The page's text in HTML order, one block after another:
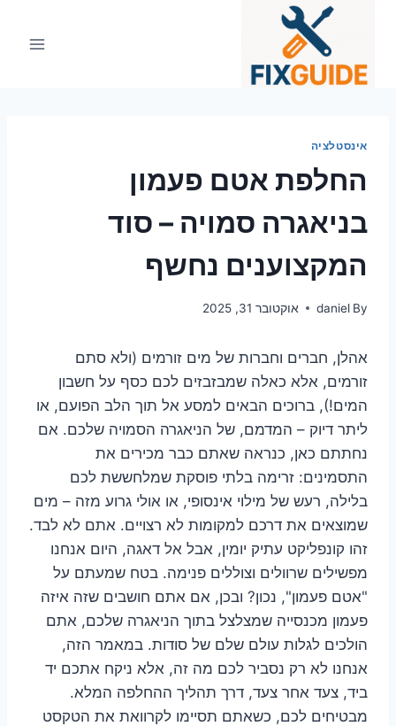
אינסטלציה
החלפת אטם פעמון
בניאגרה סמויה – סוד
המקצוענים נחשף
By
daniel אוקטובר 31, 2025
אהלן, חברים וחברות של מים זורמים (ולא סתם
זורמים, אלא כאלה שמבזבזים לכם כסף על חשבון
המים!), ברוכים הבאים למסע אל תוך הלב הפועם, או
ליתר דיוק – המדמם, של הניאגרה הסמויה שלכם. אם
נחתתם כאן, כנראה שאתם כבר מכירים את
התסמינים: זרימה בלתי פוסקת שמלחששת לכם
בלילה, רעש של מילוי אינסופי, או אולי גרוע מזה – מים
שמוצאים את דרכם למקומות לא רצויים. אתם לא לבד.
זהו קונפליקט עתיק יומין, אבל אל דאגה, היום אנחנו
מפשילים שרוולים וצוללים פנימה. בטח שמעתם על
"אטם פעמון", נכון? ובכן, אם אתם חושבים שזה איזה
פעמון מכנסייה שמצלצל בתוך הניאגרה שלכם, אתם
הולכים לגלות עולם שלם של סודות. במאמר הזה,
אנחנו לא רק נסביר לכם מה זה, אלא ניקח אתכם יד
ביד, צעד אחר צעד, דרך תהליך ההחלפה המלא.
מבטיחים לכם, כשאתם תסיימו לקרוואת את הטקסט